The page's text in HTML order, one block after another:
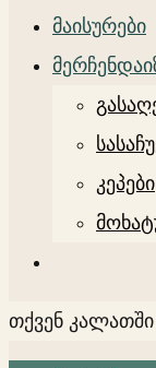
მაისურები
კეპები
თქვენ